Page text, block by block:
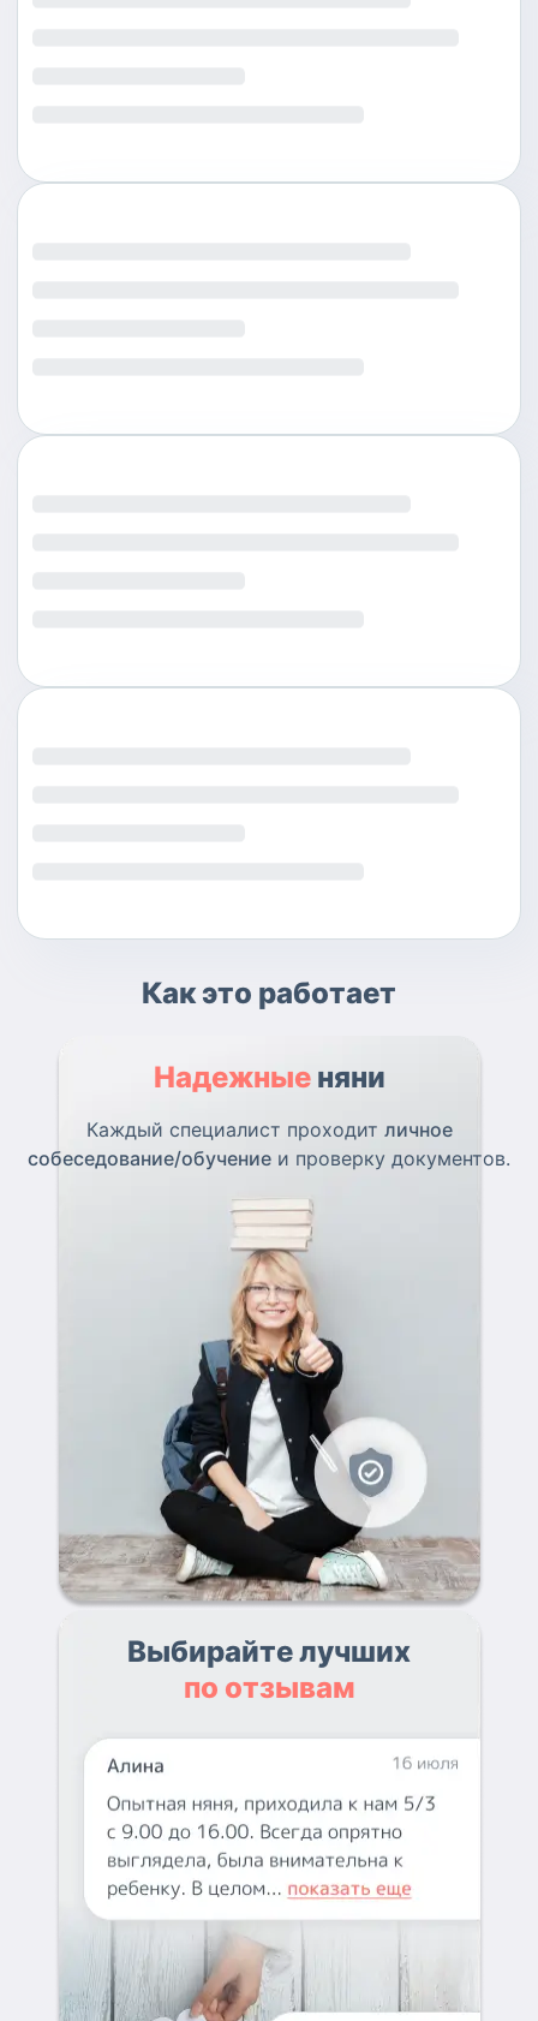
Как это работает
Надежные няни
Каждый специалист проходит личное
собеседование/обучение и проверку документов.
Выбирайте лучших
по отзывам